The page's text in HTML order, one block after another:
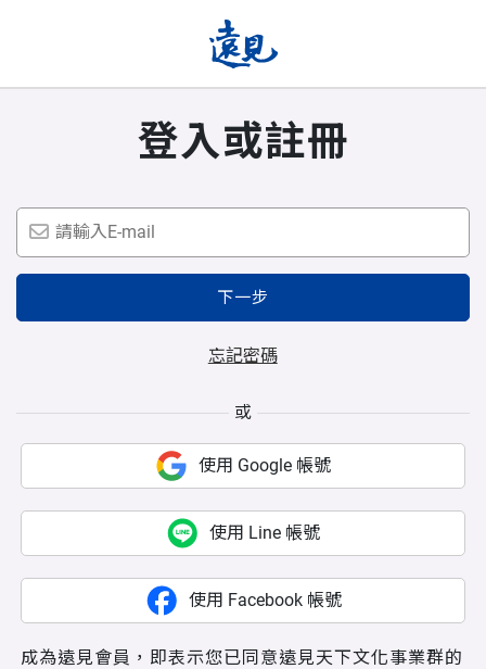
登入或註冊
下一步
忘記密碼
或
使用 Google 帳號
使用 Line 帳號
使用 Facebook 帳號
成為遠見會員，即表示您已同意遠見天下文化事業群的